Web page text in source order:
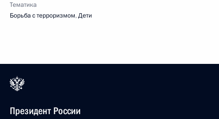
Тематика
Борьба с терроризмом,Дети
Президент России